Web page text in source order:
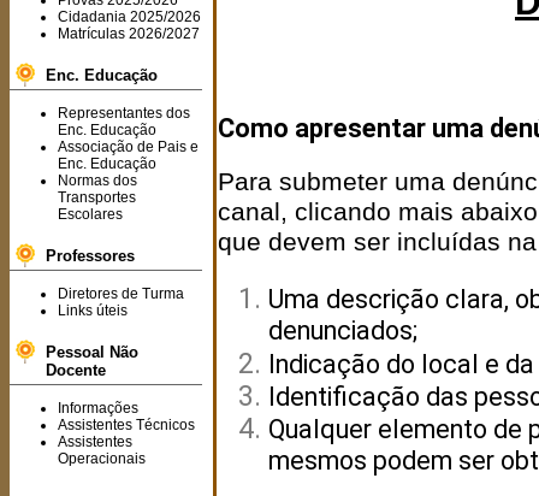
Cidadania 2025/2026
Matrículas 2026/2027
Enc. Educação
Representantes dos
Enc. Educação
Associação de Pais e
Enc. Educação
Normas dos
Transportes
Escolares
Professores
Diretores de Turma
Links úteis
Pessoal Não
Docente
Informações
Assistentes Técnicos
Assistentes
Operacionais
Como apresentar uma
Para submeter uma
canal, clicando mais
que devem ser incluídas
Uma descrição clara,
denunciados;
Indicação do local e
Identificação das
Qualquer elemento de
mesmos podem ser